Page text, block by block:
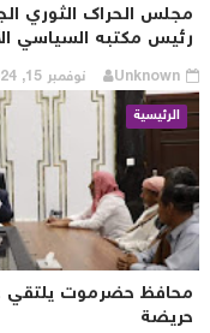
الحراك الثوري
مكتبه السياسي
Unknown
نوفمبر 15, 2024
الرئيسية
حضرموت يلتقي